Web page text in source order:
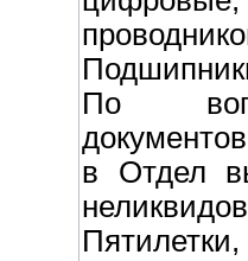
По
в Отдел